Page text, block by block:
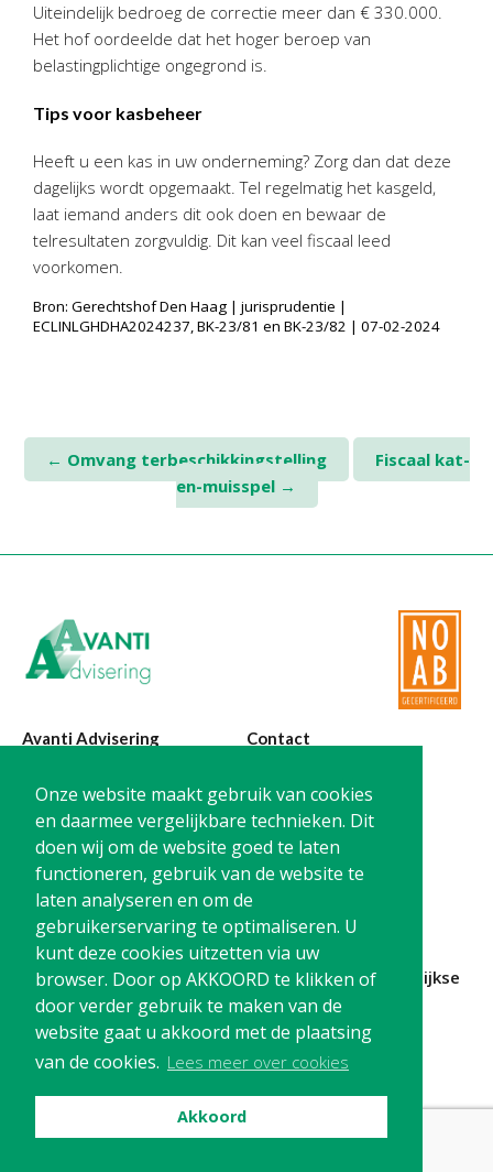
Onze website maakt gebruik van cookies
en daarmee vergelijkbare technieken. Dit
doen wij om de website goed te laten
functioneren, gebruik van de website te
laten analyseren en om de
gebruikerservaring te optimaliseren. U
kunt deze cookies uitzetten via uw
browser. Door op AKKOORD te klikken of
door verder gebruik te maken van de
website gaat u akkoord met de plaatsing
van de cookies. Lees meer over cookies
Akkoord
Uiteindelijk bedroeg de correctie meer dan € 330.000.
Het hof oordeelde dat het hoger beroep van
belastingplichtige ongegrond is.
Tips voor kasbeheer
Heeft u een kas in uw onderneming? Zorg dan dat deze
dagelijks wordt opgemaakt. Tel regelmatig het kasgeld,
laat iemand anders dit ook doen en bewaar de
telresultaten zorgvuldig. Dit kan veel fiscaal leed
voorkomen.
Bron: Gerechtshof Den Haag | jurisprudentie |
ECLINLGHDHA2024237, BK-23/81 en BK-23/82 | 07-02-2024
Post
← Omvang terbeschikkingstelling
Fiscaal kat-
en-muisspel →
Avanti Advisering
Poelstraat 4
1441 RR Purmerend
Contact
T: 0299-420870
@:
info@avanti-
advisering.nl
BTW: NL861212733B01
Blijf op de hoogte en schrijf je in voor onze maandelijkse
nieuwsbrief
Schrijf me in!
Privacy Cookies
Disclaimer